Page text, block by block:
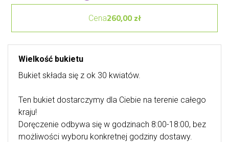
Cena260,00 zł
Wielkość bukietu
Bukiet składa się z ok 30 kwiatów.
Ten bukiet dostarczymy dla Ciebie na terenie całego
kraju!
Doręczenie odbywa się w godzinach 8:00-18:00, bez
możliwości wyboru konkretnej godziny dostawy.